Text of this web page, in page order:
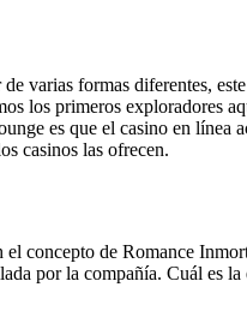
varias formas diferentes,
los primeros exploradores
es que el casino en línea
casinos las ofrecen.
concepto de Romance
por la compañía. Cuál es